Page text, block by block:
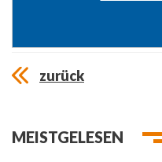
zurück
MEISTGELESEN